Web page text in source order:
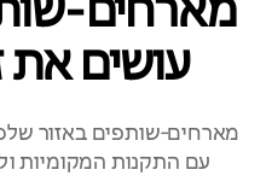
עושים את
מארחים‑שותפים באזור
עם התקנות המקומיות